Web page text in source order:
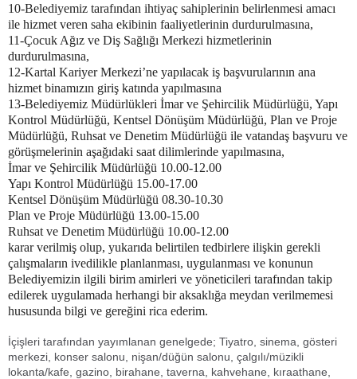
10-Belediyemiz tarafından ihtiyaç sahiplerinin belirlenmesi amacı
ile hizmet veren saha ekibinin faaliyetlerinin durdurulmasına,
11-Çocuk Ağız ve Diş Sağlığı Merkezi hizmetlerinin
durdurulmasına,
12-Kartal Kariyer Merkezi’ne yapılacak iş başvurularının ana
hizmet binamızın giriş katında yapılmasına
13-Belediyemiz Müdürlükleri İmar ve Şehircilik Müdürlüğü, Yapı
Kontrol Müdürlüğü, Kentsel Dönüşüm Müdürlüğü, Plan ve Proje
Müdürlüğü, Ruhsat ve Denetim Müdürlüğü ile vatandaş başvuru ve
görüşmelerinin aşağıdaki saat dilimlerinde yapılmasına,
İmar ve Şehircilik Müdürlüğü 10.00-12.00
Yapı Kontrol Müdürlüğü 15.00-17.00
Kentsel Dönüşüm Müdürlüğü 08.30-10.30
Plan ve Proje Müdürlüğü 13.00-15.00
Ruhsat ve Denetim Müdürlüğü 10.00-12.00
karar verilmiş olup, yukarıda belirtilen tedbirlere ilişkin gerekli
çalışmaların ivedilikle planlanması, uygulanması ve konunun
Belediyemizin ilgili birim amirleri ve yöneticileri tarafından takip
edilerek uygulamada herhangi bir aksaklığa meydan verilmemesi
hususunda bilgi ve gereğini rica ederim.
İçişleri tarafından yayımlanan genelgede; Tiyatro, sinema, gösteri
merkezi, konser salonu, nişan/düğün salonu, çalgılı/müzikli
lokanta/kafe, gazino, birahane, taverna, kahvehane, kıraathane,